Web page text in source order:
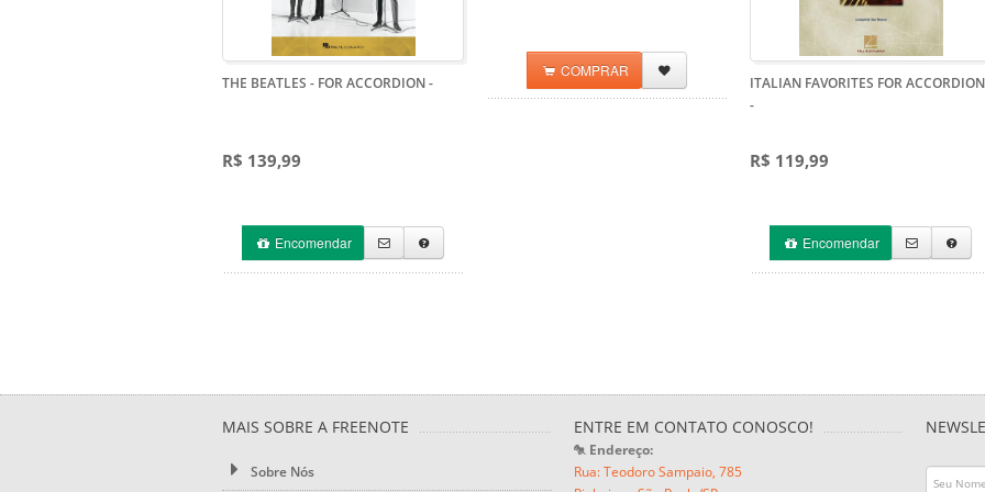
THE BEATLES - FOR ACCORDION-
R$ 139,99
Encomendar
COMPRAR
ITALIAN FAVORITES FOR ACCORDION
-
R$ 119,99
Encomendar
MAIS SOBRE A FREENOTE
Sobre Nós
ENTRE EM CONTATO CONOSCO!
Endereço:
Rua: Teodoro Sampaio, 785